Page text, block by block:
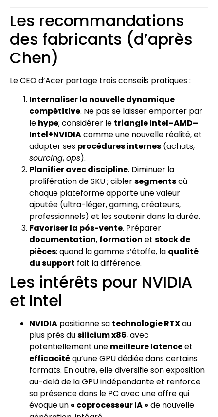
Les recommandations
des fabricants (d’après
Chen)
Le CEO d’Acer partage trois conseils pratiques :
Internaliser la nouvelle dynamique
compétitive. Ne pas se laisser emporter par
le hype; considérer le triangle Intel–AMD–
Intel+NVIDIAcomme une nouvelle réalité, et
adapter ses procédures internes (achats,
sourcing,ops).
Planifier avec discipline. Diminuer la
prolifération de SKU ; ciblersegmentsoù
chaque plateforme apporte une valeur
ajoutée (ultra-léger, gaming, créateurs,
professionnels) et les soutenir dans la durée.
Favoriser la pós-vente. Préparer
documentation, formation et stock de
pièces; quand la gamme s’étoffe, la qualité
du support fait la différence.
Les intérêts pour NVIDIA
et Intel
NVIDIA positionne sa technologie RTXau
plus près dusilicium x86, avec
potentiellement une meilleure latenceet
efficacitéqu’une GPU dédiée dans certains
formats. En outre, elle diversifie son exposition
au-delà de la GPU indépendante et renforce
sa présence dans le PC avec une offre qui
évoque un « coprocesseur IA » de nouvelle